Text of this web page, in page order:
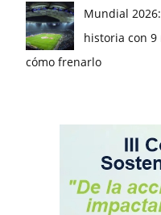
Mundial
historia con 9
cómo frenarlo